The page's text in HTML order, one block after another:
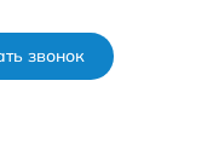
звонок